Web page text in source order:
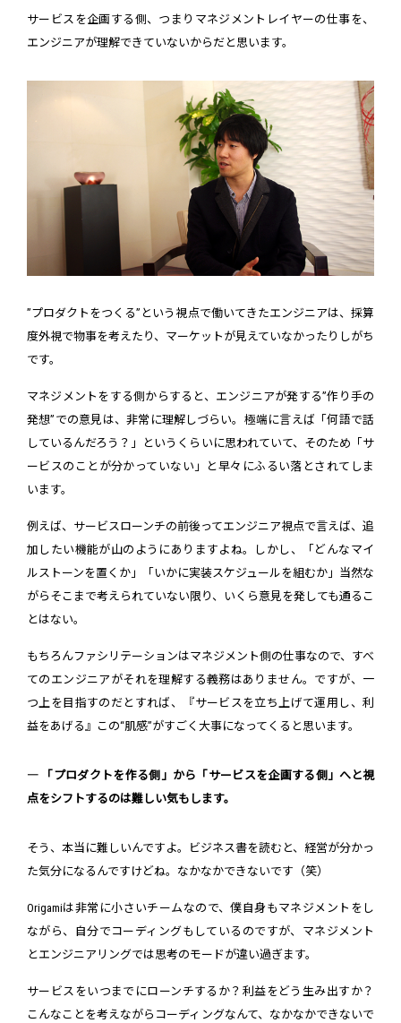
サービスを企画する側、つまりマネジメントレイヤーの仕事を、
エンジニアが理解できていないからだと思います。
”プロダクトをつくる”という視点で働いてきたエンジニアは、採算
度外視で物事を考えたり、マーケットが見えていなかったりしがち
です。
マネジメントをする側からすると、エンジニアが発する”作り手の
発想”での意見は、非常に理解しづらい。極端に言えば「何語で話
しているんだろう？」というくらいに思われていて、そのため「サ
ービスのことが分かっていない」と早々にふるい落とされてしま
います。
例えば、サービスローンチの前後ってエンジニア視点で言えば、追
加したい機能が山のようにありますよね。しかし、「どんなマイ
ルストーンを置くか」「いかに実装スケジュールを組むか」当然な
がらそこまで考えられていない限り、いくら意見を発しても通るこ
とはない。
もちろんファシリテーションはマネジメント側の仕事なので、すべ
てのエンジニアがそれを理解する義務はありません。ですが、一
つ上を目指すのだとすれば、『サービスを立ち上げて運用し、利
益をあげる』この“肌感”がすごく大事になってくると思います。
― 「プロダクトを作る側」から「サービスを企画する側」へと視
点をシフトするのは難しい気もします。
そう、本当に難しいんですよ。ビジネス書を読むと、経営が分かっ
た気分になるんですけどね。なかなかできないです（笑）
Origamiは非常に小さいチームなので、僕自身もマネジメントをし
ながら、自分でコーディングもしているのですが、マネジメント
とエンジニアリングでは思考のモードが違い過ぎます。
サービスをいつまでにローンチするか？利益をどう生み出すか？
こんなことを考えながらコーディングなんて、なかなかできないで